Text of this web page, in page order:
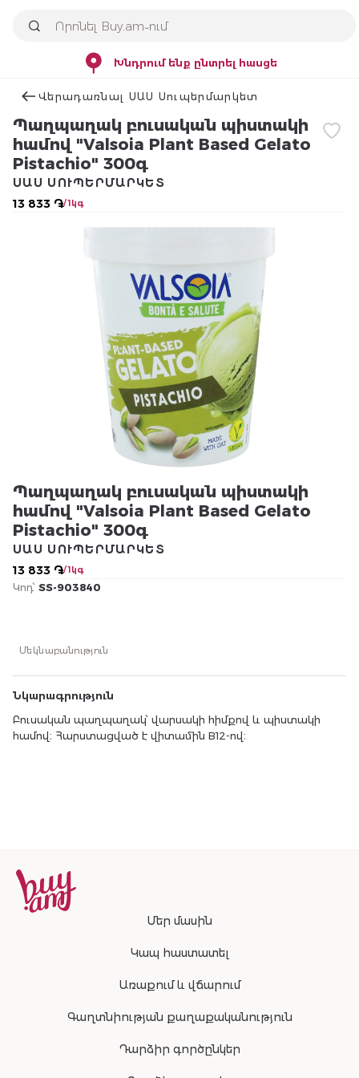
Խնդրում ենք ընտրել հասցե
Վերադառնալ ՍԱՍ Սուպերմարկետ
Պաղպաղակ բուսական պիստակի
համով "Valsoia Plant Based Gelato
Pistachio" 300գ
13 833 ֏/ 1կգ
ՍԱՍ ՍՈՒՊԵՐՄԱՐԿԵՏ
Պաղպաղակ բուսական պիստակի
համով "Valsoia Plant Based Gelato
Pistachio" 300գ
13 833 ֏/ 1կգ
ՍԱՍ ՍՈՒՊԵՐՄԱՐԿԵՏ
Կոդ՝ SS-903840
Մեկնաբանություն
Նկարագրություն
Բուսական պաղպաղակ՝ վարսակի հիմքով և պիստակի
համով։ Հարստացված է վիտամին B12-ով։
Մեր մասին
Կապ հաստատել
Առաքում և վճարում
Գաղտնիության քաղաքականություն
Դարձիր գործընկեր